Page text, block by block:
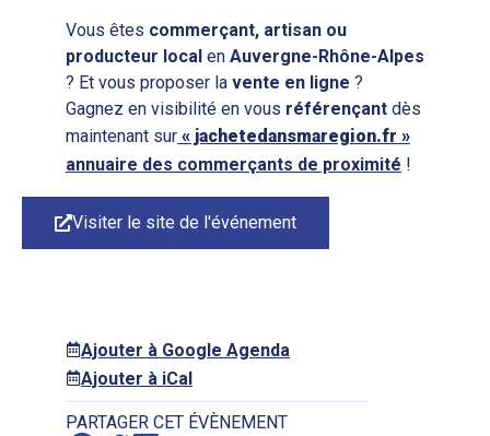
Vous êtes commerçant, artisan ou
producteur local en Auvergne-Rhône-Alpes
? Et vous proposer la vente en ligne ?
Gagnez en visibilité en vous référençant dès
maintenant sur « jachetedansmaregion.fr »
annuaire des commerçants de proximité !
Visiter le site de l'événement
Ajouter à Google Agenda
Ajouter à iCal
PARTAGER CET ÉVÈNEMENT